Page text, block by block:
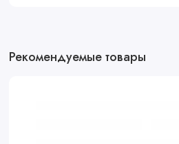
Рекомендуемые товары